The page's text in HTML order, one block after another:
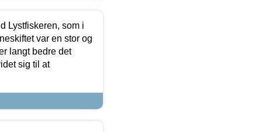
Lystfiskeren, som i
var en stor og
langt bedre det
sig til at